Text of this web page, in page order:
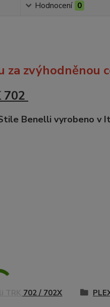
Hodnocení 0
za zvýhodněnou
Benelli vyrobeno v
TRK 702 / 702X